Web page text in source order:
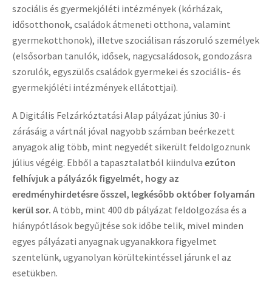
szociális és gyermekjóléti intézmények (kórházak,
idősotthonok, családok átmeneti otthona, valamint
gyermekotthonok), illetve szociálisan rászoruló személyek
(elsősorban tanulók, idősek, nagycsaládosok, gondozásra
szorulók, egyszülős családok gyermekei és szociális- és
gyermekjóléti intézmények ellátottjai).
A Digitális Felzárkóztatási Alap pályázat június 30-i
zárásáig a vártnál jóval nagyobb számban beérkezett
anyagok alig több, mint negyedét sikerült feldolgoznunk
július végéig. Ebből a tapasztalatból kiindulva ezúton
felhívjuk a pályázók figyelmét, hogy az
eredményhirdetésre ősszel, legkésőbb október folyamán
kerül sor. A több, mint 400 db pályázat feldolgozása és a
hiánypótlások begyűjtése sok időbe telik, mivel minden
egyes pályázati anyagnak ugyanakkora figyelmet
szentelünk, ugyanolyan körültekintéssel járunk el az
esetükben.